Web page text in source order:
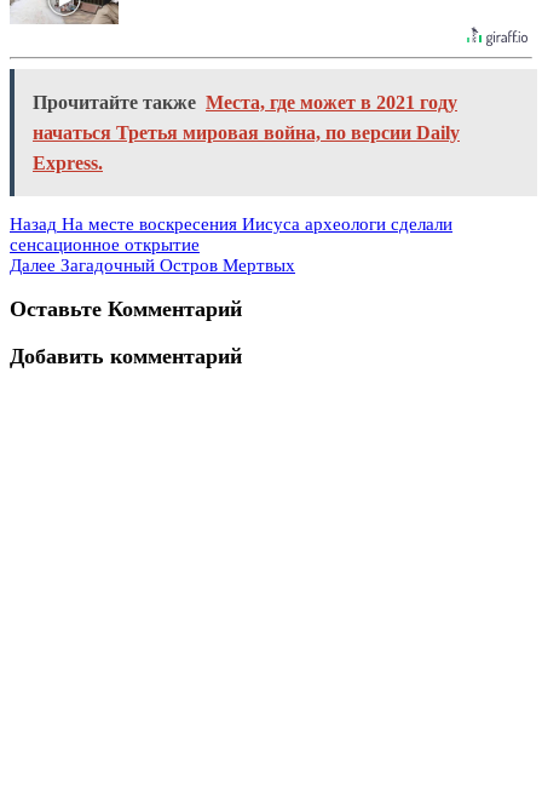
Прочитайте также Места, где может в 2021 году
начаться Третья мировая война, по версии Daily
Express.
Назад На месте воскресения Иисуса археологи сделали
сенсационное открытие
Далее Загадочный Остров Мертвых
Оставьте Комментарий
Добавить комментарий